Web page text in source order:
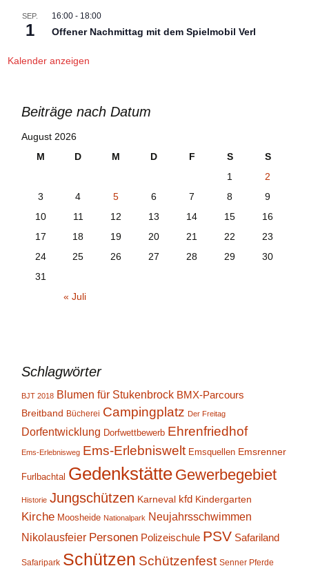
SEP.
1
16:00 - 18:00
Offener Nachmittag mit dem Spielmobil Verl
Kalender anzeigen
Beiträge nach Datum
August 2026
M
D M D F S
S
1
2
3
4 5 6 7 8
9
10
11 12 13 14 15
16
17
18 19 20 21 22
23
24
25 26 27 28 29
30
31
« Juli
Schlagwörter
BJT 2018 Blumen für Stukenbrock BMX-Parcours
Breitband Bücherei Campingplatz Der Freitag
Dorfentwicklung Dorfwettbewerb Ehrenfriedhof
Ems-Erlebnisweg Ems-Erlebniswelt Emsquellen Emsrenner
Furlbachtal Gedenkstätte Gewerbegebiet
Historie Jungschützen Karneval kfd Kindergarten
Kirche Moosheide Nationalpark Neujahrsschwimmen
Nikolausfeier Personen Polizeischule PSV Safariland
Safaripark Schützen Schützenfest Senner Pferde